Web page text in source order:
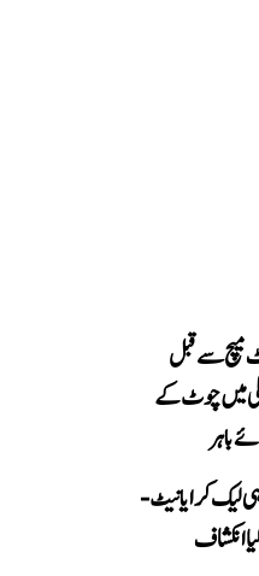
میچ سے قبل
میں چوٹ کے
باہر
لیک کرایا نیٹ-
انکشاف